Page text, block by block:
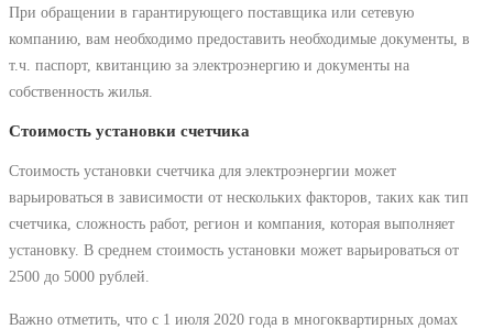
При обращении в гарантирующего поставщика или сетевую
компанию, вам необходимо предоставить необходимые документы, в
т.ч. паспорт, квитанцию за электроэнергию и документы на
собственность жилья.
Стоимость установки счетчика
Стоимость установки счетчика для электроэнергии может
варьироваться в зависимости от нескольких факторов, таких как тип
счетчика, сложность работ, регион и компания, которая выполняет
установку. В среднем стоимость установки может варьироваться от
2500 до 5000 рублей.
Важно отметить, что с 1 июля 2020 года в многоквартирных домах